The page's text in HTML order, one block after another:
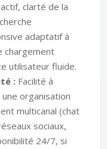
clarté de la
adaptatif à
chargement
utilisateur fluide.
: Facilité à
organisation
multicanal (chat
sociaux,
24/7, si